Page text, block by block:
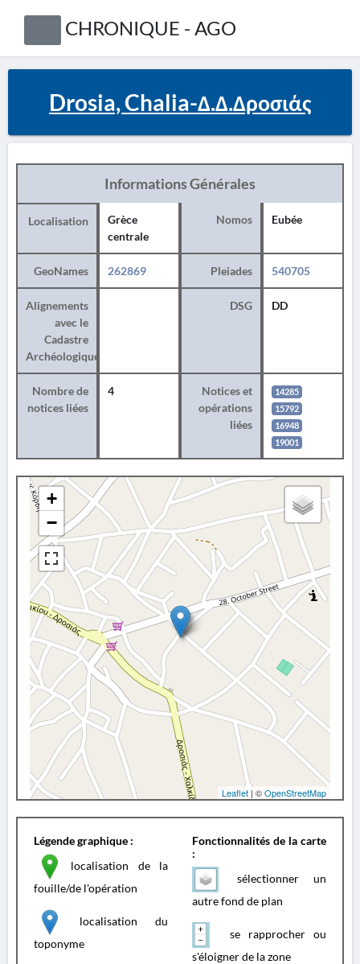
CHRONIQUE - AGO
Drosia, Chalia-Δ.Δ.Δροσιάς
Informations Générales
Localisation
Grèce
centrale
Nomos Eubée
GeoNames 262869 Pleiades 540705
Alignements
avec le
Cadastre
Archéologique
DSG DD
Nombre de
notices liées
4
Notices et
opérations
liées
14285
15792
16948
19001
+
−
Leaflet | ©OpenStreetMap
Légende graphique :
localisation de la
fouille/de l'opération
localisation du
toponyme
Fonctionnalités de la carte
:
sélectionner un
autre fond de plan
se rapprocher ou
s'éloigner de la zone